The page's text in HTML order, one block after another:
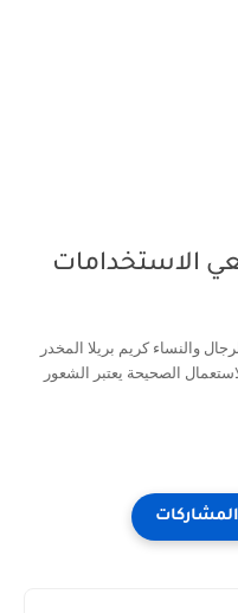
الاستخدامات
والنساء كريم بريلا المخدر
الصحيحة يعتبر الشعور